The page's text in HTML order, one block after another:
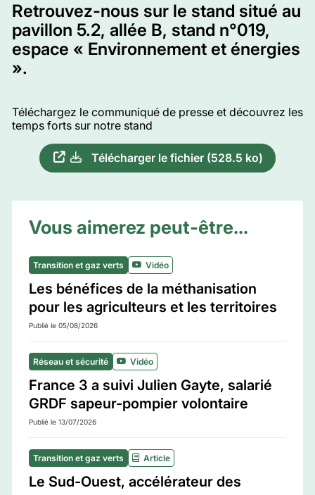
Retrouvez-nous sur le stand situé au
pavillon 5.2, allée B, stand n°019,
espace « Environnement et énergies
».
Téléchargez le communiqué de presse et découvrez les
temps forts sur notre stand
Télécharger le fichier (528.5 ko)
Vous aimerez peut-être...
Transition et gaz verts Vidéo
Les bénéfices de la méthanisation
pour les agriculteurs et les territoires
Publié le 05/08/2026
Réseau et sécurité Vidéo
France 3 a suivi Julien Gayte, salarié
GRDF sapeur-pompier volontaire
Publié le 13/07/2026
Transition et gaz verts Article
Le Sud-Ouest, accélérateur des